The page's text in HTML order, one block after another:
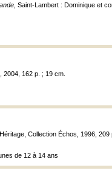
, Saint-Lambert : Dominique et
2004, 162 p. ; 19 cm.
Collection Échos, 1996, 209
de 12 à 14 ans